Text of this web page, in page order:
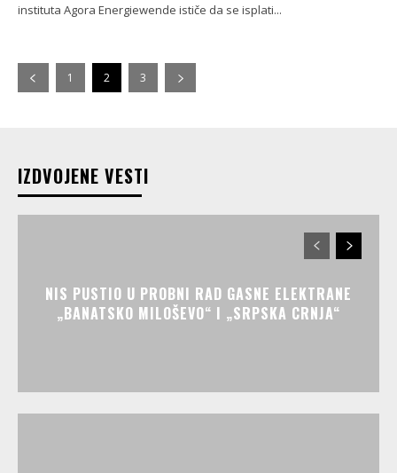
instituta Agora Energiewende ističe da se isplati...
1 2 3
IZDVOJENE VESTI
NIS PUSTIO U PROBNI RAD GASNE ELEKTRANE
„BANATSKO MILOŠEVO“ I „SRPSKA CRNJA“